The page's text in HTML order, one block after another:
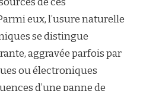
eux, l’usure naturelle
se distingue
aggravée parfois par
ou électroniques
d’une panne de